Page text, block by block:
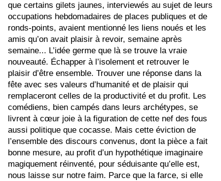
que certains gilets jaunes, interviewés au sujet de leurs
occupations hebdomadaires de places publiques et de
ronds-points, avaient mentionné les liens noués et les
amis qu’on avait plaisir à revoir, semaine après
semaine... L’idée germe que là se trouve la vraie
nouveauté. Échapper à l’isolement et retrouver le
plaisir d’être ensemble. Trouver une réponse dans la
fête avec ses valeurs d’humanité et de plaisir qui
remplaceront celles de la productivité et du profit. Les
comédiens, bien campés dans leurs archétypes, se
livrent à cœur joie à la figuration de cette nef des fous
aussi politique que cocasse. Mais cette éviction de
l’ensemble des discours convenus, dont la pièce a fait
bonne mesure, au profit d’un hypothétique imaginaire
magiquement réinventé, pour séduisante qu’elle est,
nous laisse sur notre faim. Parce que la farce, si elle